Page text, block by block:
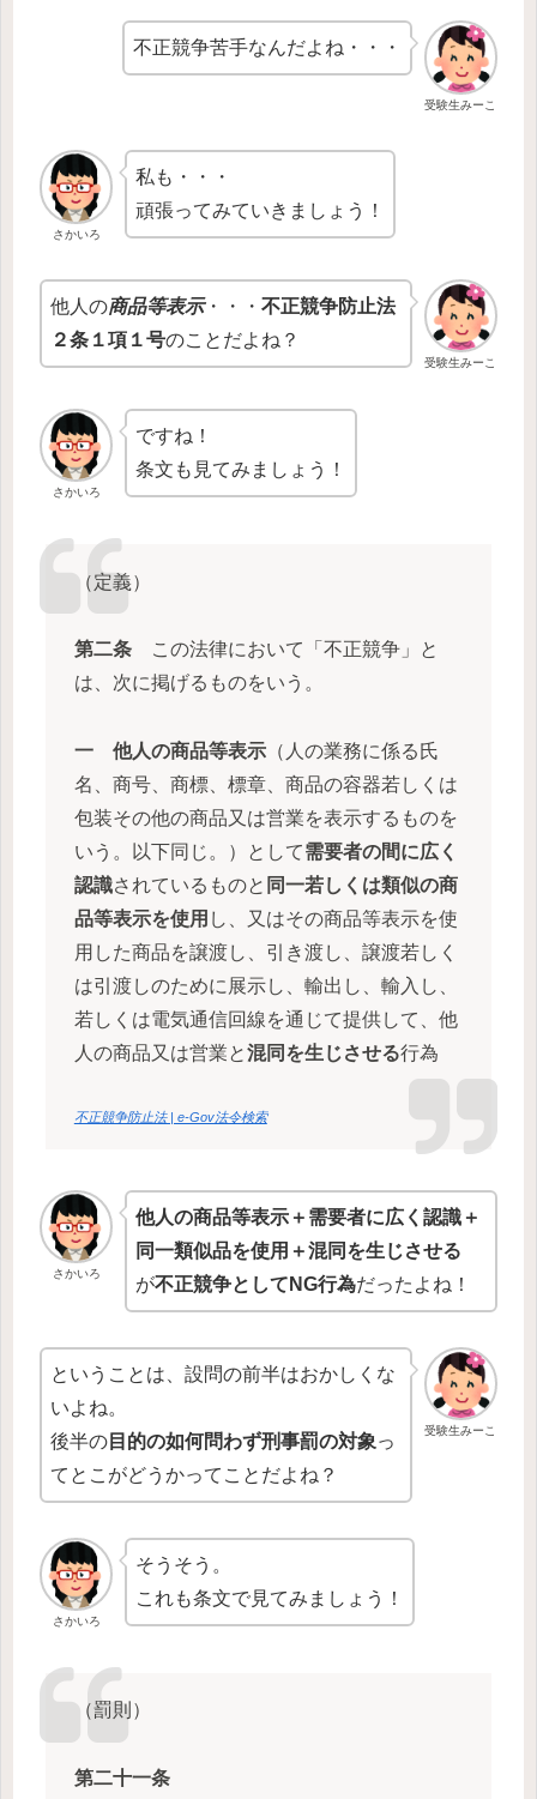
受験生みーこ
不正競争苦手なんだよね・・・
さかいろ
私も・・・
頑張ってみていきましょう！
受験生みーこ
他人の商品等表示・・・ 不正競争防止法
２条１項１号のことだよね？
さかいろ
ですね！
条文も見てみましょう！
（定義）
第二条この法律において「不正競争」と
は、次に掲げるものをいう。
一 他人の商品等表示（人の業務に係る氏
名、商号、商標、標章、商品の容器若しくは
包装その他の商品又は営業を表示するものを
いう。以下同じ。）として需要者の間に広く
認識されているものと 同一若しくは類似の商
品等表示を使用 し、又はその商品等表示を使
用した商品を譲渡し、引き渡し、譲渡若しく
は引渡しのために展示し、輸出し、輸入し、
若しくは電気通信回線を通じて提供して、他
人の商品又は営業と混同を生じさせる行為
不正競争防止法 | e-Gov法令検索
さかいろ
他人の商品等表示＋需要者に広く認識＋
同一類似品を使用＋混同を生じさせる
が不正競争としてNG行為だったよね！
受験生みーこ
ということは、設問の前半はおかしくな
いよね。
後半の 目的の如何問わず刑事罰の対象っ
てとこがどうかってことだよね？
さかいろ
そうそう。
これも条文で見てみましょう！
（罰則）
第二十一条